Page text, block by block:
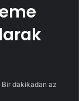
Bir dakikadan az